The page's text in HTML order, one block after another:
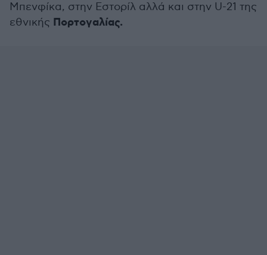
Μπενφίκα, στην Εστορίλ αλλά και στην U-21 της
εθνικής Πορτογαλίας.